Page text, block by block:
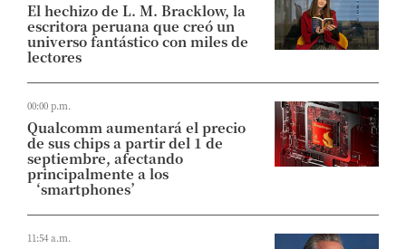
El hechizo de L. M. Bracklow, la
escritora peruana que creó un
universo fantástico con miles de
lectores
00:00 p.m.
Qualcomm aumentará el precio
de sus chips a partir del 1 de
septiembre, afectando
principalmente a los
‘smartphones’
11:54 a.m.